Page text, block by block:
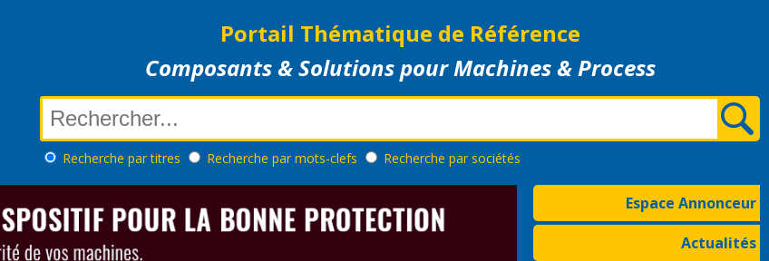
Portail Thématique de Référence
Composants & Solutions pour Machines & Process
Recherche par titres Recherche par mots-clefs Recherche par sociétés
Espace Annonceur
Actualités